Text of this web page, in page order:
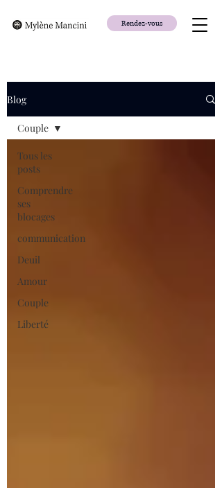
Rendez-vous
Blog
Tous les
posts
Comprendre
ses
blocages
communication
Deuil
Amour
Couple
Liberté
Couple